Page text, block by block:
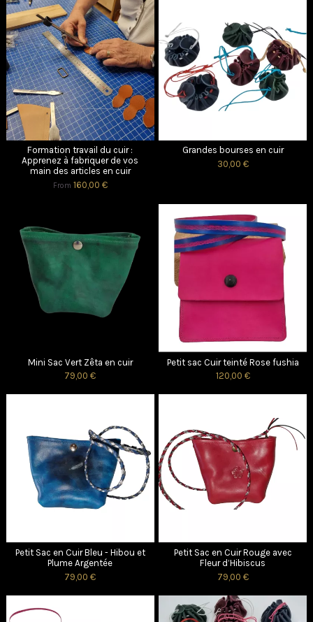
Formation travail du cuir :
Apprenez à fabriquer de vos
main des articles en cuir
From 160,00 €
Grandes bourses en cuir
30,00 €
Mini Sac Vert Zêta en cuir
79,00 €
Petit sac Cuir teinté Rose fushia
120,00 €
Petit Sac en Cuir Bleu - Hibou et
Plume Argentée
79,00 €
Petit Sac en Cuir Rouge avec
Fleur d’Hibiscus
79,00 €